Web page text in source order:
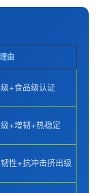
由
+食品级认证
+增韧+热稳定
性+抗冲击挤出级